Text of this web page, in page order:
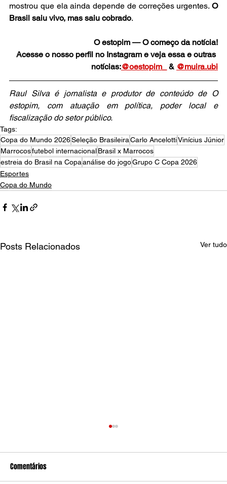
mostrou que ela ainda depende de correções urgentes. O
Brasil saiu vivo, mas saiu cobrado.
O estopim — O começo da notícia!
Acesse o nosso perfil no Instagram e veja essa e outras
notícias:@oestopim_ & @muira.ubi
Raul Silva é jornalista e produtor de conteúdo de O
estopim, com atuação em política, poder local e
fiscalização do setor público.
Tags:
Copa do Mundo 2026Seleção BrasileiraCarlo AncelottiVinícius Júnior
Marrocosfutebol internacionalBrasil x Marrocos
estreia do Brasil na Copaanálise do jogoGrupo C Copa 2026
Esportes
Copa do Mundo
Posts Relacionados Ver tudo
Comentários